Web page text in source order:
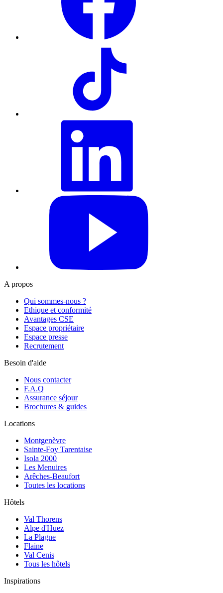
A propos
Qui sommes-nous ?
Ethique et conformité
Avantages CSE
Espace propriétaire
Espace presse
Recrutement
Besoin d'aide
Nous contacter
F.A.Q
Assurance séjour
Brochures & guides
Locations
Montgenèvre
Sainte-Foy Tarentaise
Isola 2000
Les Menuires
Arêches-Beaufort
Toutes les locations
Hôtels
Val Thorens
Alpe d'Huez
La Plagne
Flaine
Val Cenis
Tous les hôtels
Inspirations